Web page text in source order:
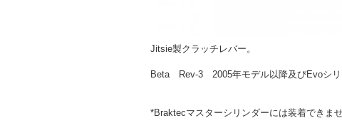
Jitsie製クラッチレバー。
Beta Rev-3 2005年モデル以降及びEvoシリ
*Braktecマスターシリンダーには装着できませ